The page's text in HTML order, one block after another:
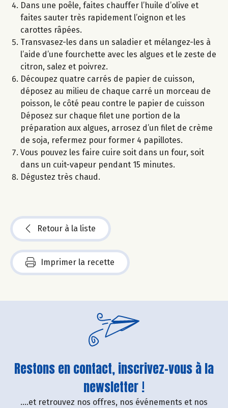
Dans une poêle, faites chauffer l’huile d’olive et
faites sauter très rapidement l’oignon et les
carottes râpées.
Transvasez-les dans un saladier et mélangez-les à
l’aide d’une fourchette avec les algues et le zeste de
citron, salez et poivrez.
Découpez quatre carrés de papier de cuisson,
déposez au milieu de chaque carré un morceau de
poisson, le côté peau contre le papier de cuisson
Déposez sur chaque filet une portion de la
préparation aux algues, arrosez d’un filet de crème
de soja, refermez pour former 4 papillotes.
Vous pouvez les faire cuire soit dans un four, soit
dans un cuit-vapeur pendant 15 minutes.
Dégustez très chaud.
Retour à la liste
Imprimer la recette
Restons en contact, inscrivez-vous à la
newsletter !
....et retrouvez nos offres, nos événements et nos